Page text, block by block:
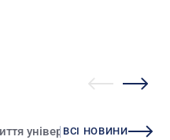
університетуЗміни
ВСІ НОВИНИ